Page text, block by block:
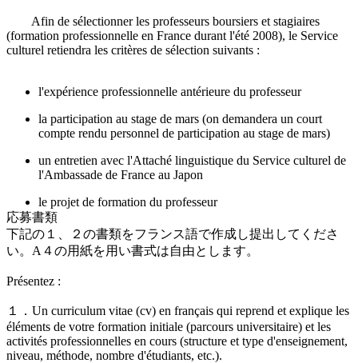
Afin de sélectionner les professeurs boursiers et stagiaires
(formation professionnelle en France durant l'été 2008), le Service
culturel retiendra les critères de sélection suivants :
l'expérience professionnelle antérieure du professeur
la participation au stage de mars (on demandera un court
compte rendu personnel de participation au stage de mars)
un entretien avec l'Attaché linguistique du Service culturel de
l'Ambassade de France au Japon
le projet de formation du professeur
応募書類
下記の１、２の書類をフランス語で作成し提出してくださ
い。A４の用紙を用い書式は自由とします。
Présentez :
１．Un curriculum vitae (cv) en français qui reprend et explique les
éléments de votre formation initiale (parcours universitaire) et les
activités professionnelles en cours (structure et type d'enseignement,
niveau, méthode, nombre d'étudiants, etc.).